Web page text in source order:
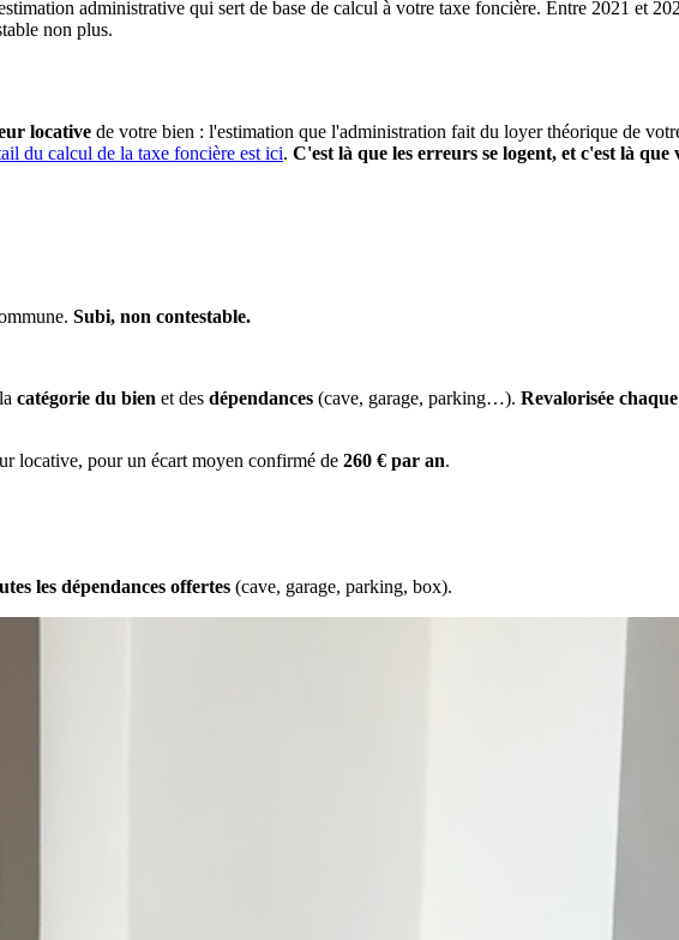
administrative qui sert de base de calcul à votre taxe foncière. Entre 2021 et
non plus.
locative de votre bien : l'estimation que l'administration fait du loyer théorique de
du calcul de la taxe foncière est ici. C'est là que les erreurs se logent, et c'est là que
Subi, non contestable.
catégorie du bien et des dépendances (cave, garage, parking…). Revalorisée
locative, pour un écart moyen confirmé de 260 € par an.
les dépendances offertes (cave, garage, parking, box).